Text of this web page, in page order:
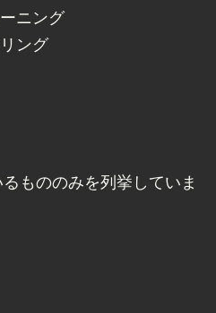
ニング
ング
もののみを列挙していま